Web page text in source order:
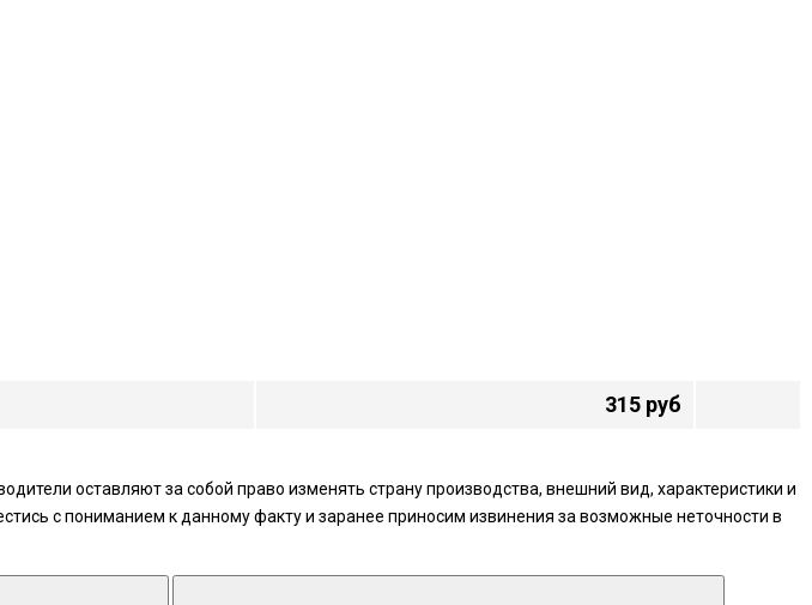
315 руб
оставляют за собой право изменять страну производства, внешний вид, характеристики и
с пониманием к данному факту и заранее приносим извинения за возможные неточности в